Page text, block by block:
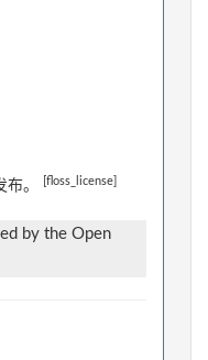
布。 [floss_license]
by the Open